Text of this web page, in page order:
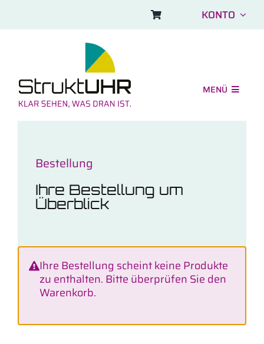
content
KONTO
MENÜ
Shop
Aufbau und FAQ
Symbolbilder
Bestellung
Ihre Bestellung um
Überblick
Ihre Bestellung scheint keine Produkte
zu enthalten. Bitte überprüfen Sie den
Warenkorb.